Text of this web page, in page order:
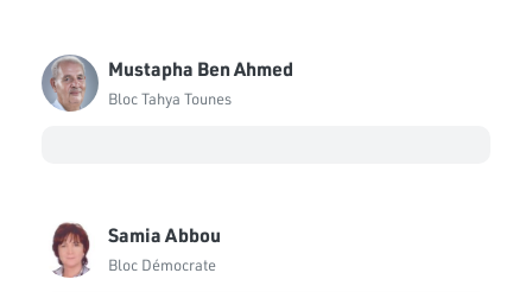
Mustapha Ben Ahmed
Bloc Tahya Tounes
Samia Abbou
Bloc Démocrate
Chokri Dhouibi
Bloc Démocrate
Faiza Bouhlel
Bloc Ennahdha